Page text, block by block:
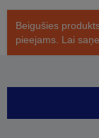
Beigušies
pieejams. Lai